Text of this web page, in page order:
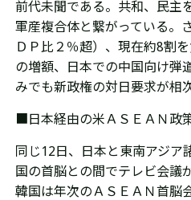
前代未聞である。共和、民主
軍産複合体と繋がっている。
ＤＰ比２％超）、現在約8割
の増額、日本での中国向け弾
みでも新政権の対日要求が相
■日本経由の米ＡＳＥＡＮ政
同じ12日、日本と東南アジア
国の首脳との間でテレビ会議
韓国は年次のＡＳＥＡＮ首脳